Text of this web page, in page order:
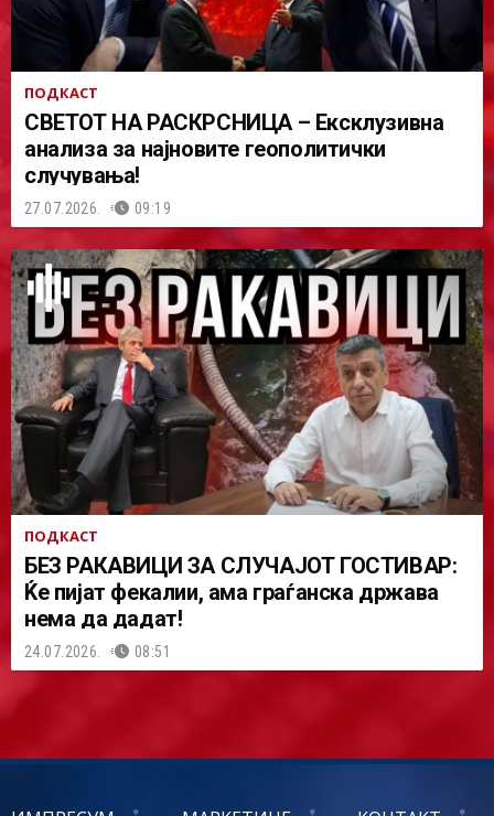
ПОДКАСТ
СВЕТОТ НА РАСКРСНИЦА – Ексклузивна
анализа за најновите геополитички
случувања!
27.07.2026. 09:19
ПОДКАСТ
БЕЗ РАКАВИЦИ ЗА СЛУЧАЈОТ ГОСТИВАР:
Ќе пијат фекалии, ама граѓанска држава
нема да дадат!
24.07.2026. 08:51